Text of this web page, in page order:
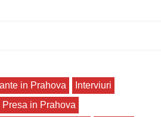
in Prahova
Interviuri
Presa in Prahova